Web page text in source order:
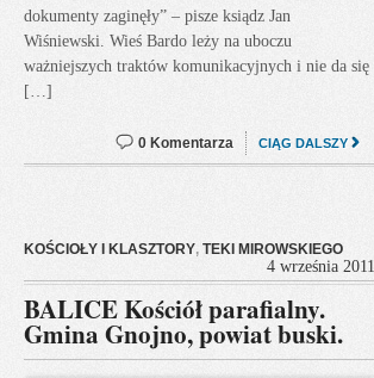
dokumenty zaginęły” – pisze ksiądz Jan
Wiśniewski. Wieś Bardo leży na uboczu
ważniejszych traktów komunikacyjnych i nie da się
[…]
CIĄG DALSZY
0 Komentarza
KOŚCIOŁY I KLASZTORY, TEKI MIROWSKIEGO
4 września 2011
BALICE Kościół parafialny.
Gmina Gnojno, powiat buski.